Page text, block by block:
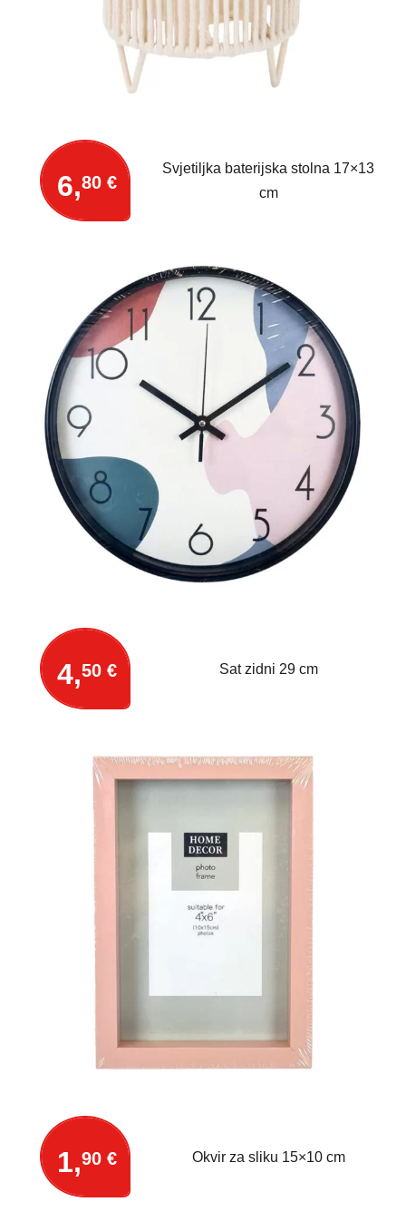
6,80 €
Svjetiljka baterijska stolna 17×13
cm
4,50 € Sat zidni 29 cm
1,90 € Okvir za sliku 15×10 cm